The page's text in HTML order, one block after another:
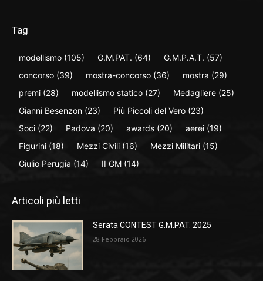
Tag
modellismo (105) G.M.PAT. (64) G.M.P.A.T. (57)
concorso (39) mostra-concorso (36) mostra (29)
premi (28) modellismo statico (27) Medagliere (25)
Gianni Besenzon (23) Più Piccoli del Vero (23)
Soci (22) Padova (20) awards (20) aerei (19)
Figurini (18) Mezzi Civili (16) Mezzi Militari (15)
Giulio Perugia (14) II GM (14)
Articoli più letti
Serata CONTEST G.M.PAT. 2025
28 Febbraio 2026